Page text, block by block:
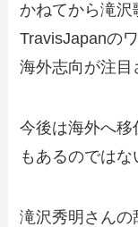
かねてから滝
TravisJapanの
海外志向が注目
今後は海外へ
もあるのではな
滝沢秀明さんの